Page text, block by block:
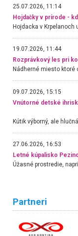
25.07.2026, 11:14
Hojdačky v prírode -
19.07.2026, 11:44
Rozprávkový les pri
09.07.2026, 15:15
Vnútorné detské
27.06.2026, 16:53
Letné kúpalisko
Partneri